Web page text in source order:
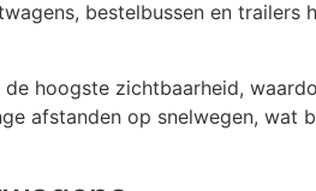
bestelbussen en trailers
hoogste zichtbaarheid,
afstanden op snelwegen,